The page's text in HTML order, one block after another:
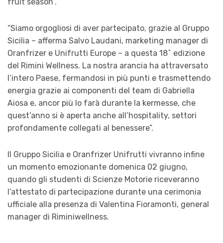
fruit season”.
“Siamo orgogliosi di aver partecipato, grazie al Gruppo
Sicilia – afferma Salvo Laudani, marketing manager di
Oranfrizer e Unifrutti Europe – a questa 18^ edizione
del Rimini Wellness. La nostra arancia ha attraversato
l’intero Paese, fermandosi in più punti e trasmettendo
energia grazie ai componenti del team di Gabriella
Aiosa e, ancor più lo farà durante la kermesse, che
quest’anno si è aperta anche all’hospitality, settori
profondamente collegati al benessere”.
Il Gruppo Sicilia e Oranfrizer Unifrutti vivranno infine
un momento emozionante domenica 02 giugno,
quando gli studenti di Scienze Motorie riceveranno
l’attestato di partecipazione durante una cerimonia
ufficiale alla presenza di Valentina Fioramonti, general
manager di Riminiwellness.